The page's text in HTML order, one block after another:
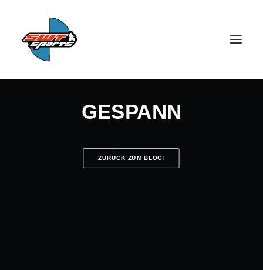
SEARCH
GESPANN
ZURÜCK ZUM BLOG!